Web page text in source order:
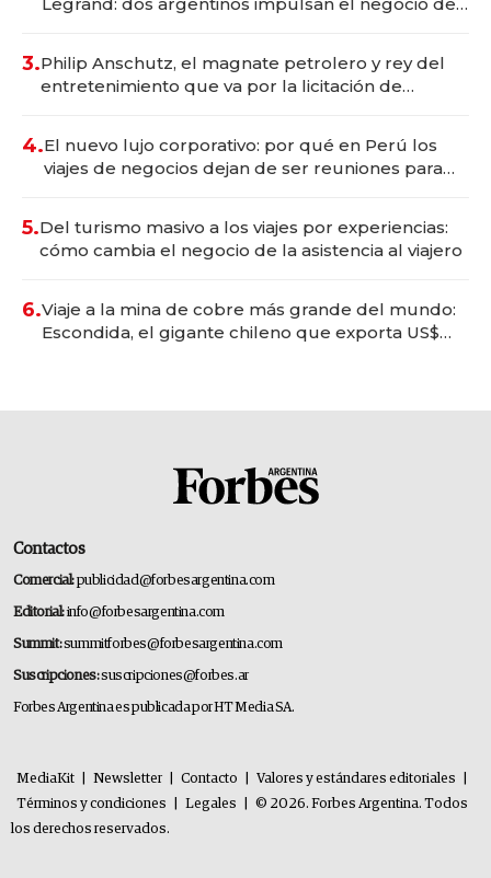
Legrand: dos argentinos impulsan el negocio del
3.Philip Anschutz, el magnate petrolero y rey del
entretenimiento que va por la licitación de
4.El nuevo lujo corporativo: por qué en Perú los
viajes de negocios dejan de ser reuniones para
5.Del turismo masivo a los viajes por experiencias:
cómo cambia el negocio de la asistencia al viajero
6.Viaje a la mina de cobre más grande del mundo:
Escondida, el gigante chileno que exporta US$
Contactos
Comercial:publicidad@forbesargentina.com
Editorial:info@forbesargentina.com
Summit:summitforbes@forbesargentina.com
Suscripciones:suscripciones@forbes.ar
Forbes Argentina es publicada por HT Media SA.
MediaKit Newsletter Contacto Valores y estándares editoriales
Términos y condiciones
Legales
© 2026. Forbes Argentina. Todos
los derechos reservados.